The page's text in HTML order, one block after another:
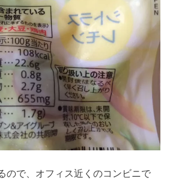
ので、オフィス近くのコンビニで